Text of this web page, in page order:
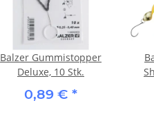
Balzer Gummistopper
Deluxe, 10 Stk.
0,89 € *